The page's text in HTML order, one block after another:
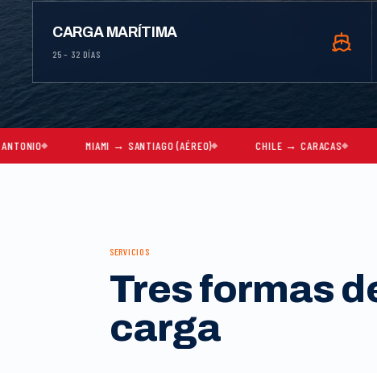
CARGA MARÍTIMA
25 – 32 DÍAS
MIAMI → SANTIAGO (AÉREO) CHILE → CARACAS MUDANZAS
SERVICIOS
Tres formas
carga